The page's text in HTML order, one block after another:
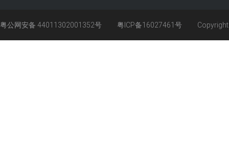
粤公网安备 44011302001352号 粤ICP备16027461号